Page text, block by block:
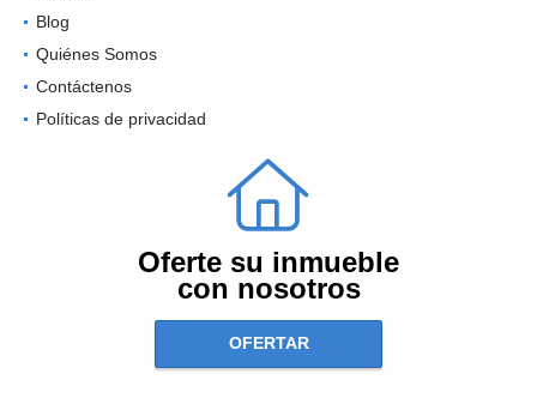
Blog
Quiénes Somos
Contáctenos
Políticas de privacidad
Oferte su inmueble
con nosotros
OFERTAR